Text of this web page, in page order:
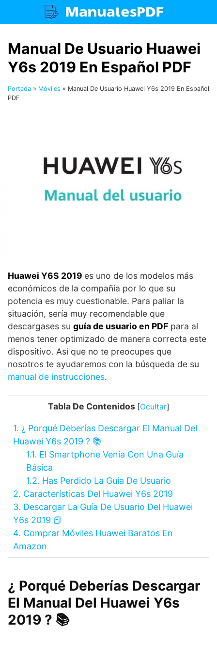
Manual De Usuario Huawei
Y6s 2019 En Español PDF
Portada » Móviles » Manual De Usuario Huawei Y6s 2019 En Español
PDF
Huawei Y6S 2019 es uno de los modelos más
económicos de la compañía por lo que su
potencia es muy cuestionable. Para paliar la
situación, sería muy recomendable que
descargases su guía de usuario en PDF para al
menos tener optimizado de manera correcta este
dispositivo. Así que no te preocupes que
nosotros te ayudaremos con la búsqueda de su
manual de instrucciones.
Tabla De Contenidos [Ocultar]
1. ¿ Porqué Deberías Descargar El Manual Del
Huawei Y6s 2019 ? 📚
1.1. El Smartphone Venía Con Una Guía
Básica
1.2. Has Perdido La Guía De Usuario
2. Características Del Huawei Y6s 2019
3. Descargar La Guía De Usuario Del Huawei
Y6s 2019 📕
4. Comprar Móviles Huawei Baratos En
Amazon
¿ Porqué Deberías Descargar
El Manual Del Huawei Y6s
2019 ? 📚